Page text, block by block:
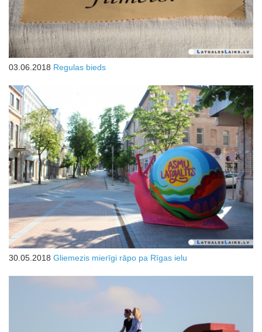
03.06.2018 Regulas bieds
30.05.2018 Gliemezis mierīgi rāpo pa Rīgas ielu